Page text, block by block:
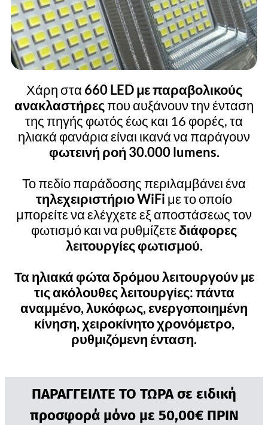
Χάρη στα 660 LED με παραβολικούς
ανακλαστήρεςπου αυξάνουν την ένταση
της πηγής φωτός έως και 16 φορές, τα
ηλιακά φανάρια είναι ικανά να παράγουν
φωτεινή ροή 30.000 lumens.
Το πεδίο παράδοσης περιλαμβάνει ένα
τηλεχειριστήριο WiFi με το οποίο
μπορείτε να ελέγχετε εξ αποστάσεως τον
φωτισμό και να ρυθμίζετεδιάφορες
λειτουργίες φωτισμού.
Τα ηλιακά φώτα δρόμου λειτουργούν με
τις ακόλουθες λειτουργίες: πάντα
αναμμένο, λυκόφως, ενεργοποιημένη
κίνηση, χειροκίνητο χρονόμετρο,
ρυθμιζόμενη ένταση.
ΠΑΡΑΓΓΕΙΛΤΕ ΤΟ ΤΩΡΑ σε ειδική
προσφορά μόνο με 50,00€ ΠΡΙΝ